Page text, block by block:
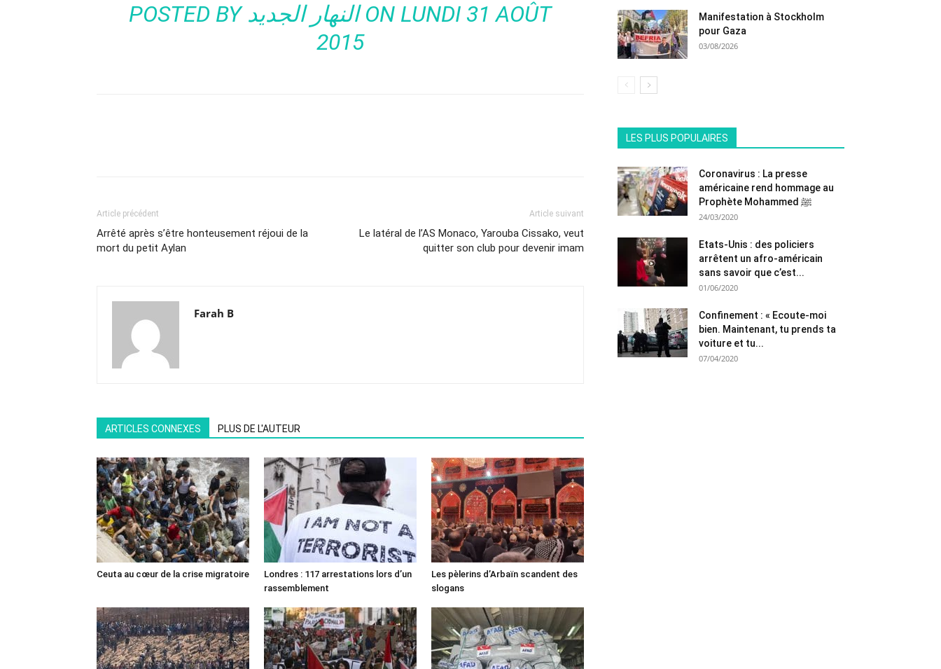
POSTED BY ‎ النهار الجديد‎ ON LUNDI 31 AOÛT
2015
Article précédent
Arrêté après s’être honteusement réjoui de la
mort du petit Aylan
Article suivant
Le latéral de l’AS Monaco, Yarouba Cissako, veut
quitter son club pour devenir imam
Farah B
ARTICLES CONNEXES PLUS DE L'AUTEUR
Ceuta au cœur de la crise migratoire
Londres : 117 arrestations lors d’un
rassemblement
Les pèlerins d’Arbaïn scandent des
slogans
Manifestation à Stockholm
pour Gaza
03/08/2026
LES PLUS POPULAIRES
Coronavirus : La presse
américaine rend hommage au
Prophète Mohammed ﷺ
24/03/2020
Etats-Unis : des policiers
arrêtent un afro-américain
sans savoir que c’est...
01/06/2020
Confinement : « Ecoute-moi
bien. Maintenant, tu prends ta
voiture et tu...
07/04/2020